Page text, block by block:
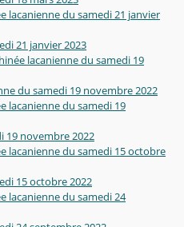
lacanienne du samedi 21 janvier
21 janvier 2023
lacanienne du samedi 19
du samedi 19 novembre 2022
lacanienne du samedi 19
19 novembre 2022
lacanienne du samedi 15 octobre
15 octobre 2022
lacanienne du samedi 24